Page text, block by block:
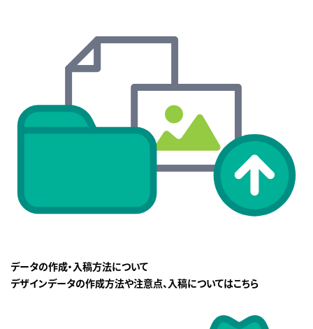
データの作成・入稿方法について
デザインデータの作成方法や注意点、入稿についてはこちら